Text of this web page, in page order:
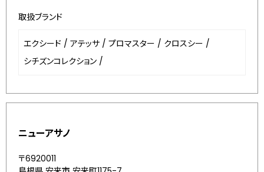
取扱ブランド
エクシード / アテッサ / プロマスター / クロスシー /
シチズンコレクション /
ニューアサノ
〒6920011